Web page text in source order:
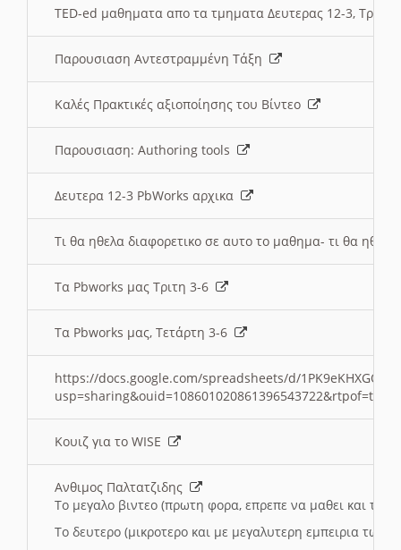
TED-ed μαθηματα απο τα τμηματα Δευτερας 12-3,
Παρουσιαση Αντεστραμμένη Τάξη
Καλές Πρακτικές αξιοποίησης του Βίντεο
Παρουσιαση: Authoring tools
Δευτερα 12-3 PbWorks αρχικα
Τι θα ηθελα διαφορετικο σε αυτο το μαθημα- τι θα
Τα Pbworks μας Τριτη 3-6
Τα Pbworks μας, Τετάρτη 3-6
https://docs.google.com/spreadsheets/d/
Κουιζ για το WISE
Ανθιμος Παλτατζιδης
Το μεγαλο βιντεο (πρωτη φορα, επρεπε να μαθει και το
Το δευτερο (μικροτερο και με μεγαλυτερη εμπειρια